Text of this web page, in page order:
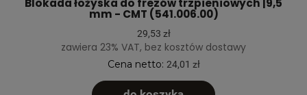
mm - CMT (541.006.00)
29,53 zł
zawiera 23% VAT, bez kosztów dostawy
Cena netto: 24,01 zł